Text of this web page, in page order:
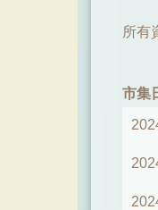
所有
市集